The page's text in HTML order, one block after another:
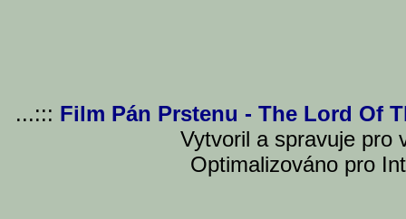
...::: Film Pán Prstenu - The Lord Of
Vytvoril a spravuje pro
Optimalizováno pro